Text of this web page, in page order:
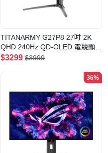
TITANARMY G27P8 27吋 2K
QHD 240Hz QD-OLED 電競顯示
器
$3299 $3999
36%